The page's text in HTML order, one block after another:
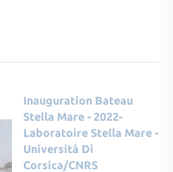
Inauguration Bateau
Stella Mare - 2022-
Laboratoire Stella Mare -
Università Di
Corsica/CNRS